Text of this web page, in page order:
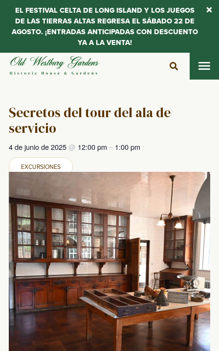
Saltar
Secretos del tour del ala de
servicio
4 de junio de 2025@ 12:00 pm – 1:00 pm
EXCURSIONES
EL FESTIVAL CELTA DE LONG ISLAND Y LOS JUEGOS
DE LAS TIERRAS ALTAS REGRESA EL SÁBADO 22 DE
AGOSTO. ¡ENTRADAS ANTICIPADAS CON DESCUENTO
YA A LA VENTA!